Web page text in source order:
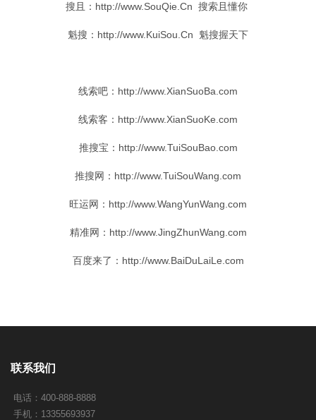
搜且 ：http://www.SouQie.Cn 搜索且懂你
魁搜：http://www.KuiSou.Cn 魁搜握天下
线索吧：http://www.XianSuoBa.com
线索客：http://www.XianSuoKe.com
推搜宝：http://www.TuiSouBao.com
推搜网：http://www.TuiSouWang.com
旺运网：http://www.WangYunWang.com
精准网：http://www.JingZhunWang.com
百度来了 ：http://www.BaiDuLaiLe.com
联系我们
电话：400-888-8888
手机：13355693937